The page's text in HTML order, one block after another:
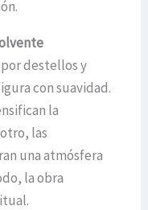
destellos y
con suavidad.
la
las
una atmósfera
la obra